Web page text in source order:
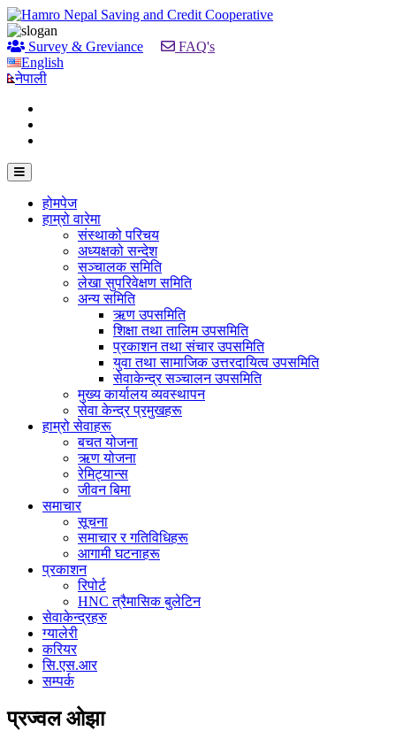
Survey & Greviance
FAQ's
English
नेपाली
होमपेज
हाम्रो वारेमा
संस्थाको परिचय
अध्यक्षको सन्देश
सञ्चालक समिति
लेखा सुपरिवेक्षण समिति
अन्य समिति
ऋण उपसमिति
शिक्षा तथा तालिम उपसमिति
प्रकाशन तथा संचार उपसमिति
युवा तथा सामाजिक उत्तरदायित्व उपसमिति
सेवाकेन्द्र सञ्चालन उपसमिति
मुख्य कार्यालय व्यवस्थापन
सेवा केन्द्र प्रमुखहरू
हाम्रो सेवाहरू
बचत योजना
ऋण योजना
रेमिट्यान्स
जीवन बिमा
समाचार
सूचना
समाचार र गतिविधिहरू
आगामी घटनाहरू
प्रकाशन
रिपोर्ट
HNC त्रैमासिक बुलेटिन
सेवाकेन्द्रहरु
ग्यालेरी
करियर
सि.एस.आर
सम्पर्क
प्रज्वल ओझा